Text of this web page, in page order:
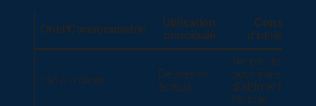
Outil/Consommable
Utilisation
principale
Conseils
d’utilisation
Clé à molette
Desserrer
écrous
Ne pas forcer
pour éviter
d’abîmer le
filetage